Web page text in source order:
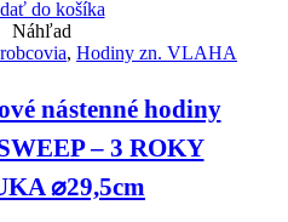
do košíka
Náhľad
, Hodiny zn. VLAHA
nástenné hodiny
– 3 ROKY
⌀29,5cm